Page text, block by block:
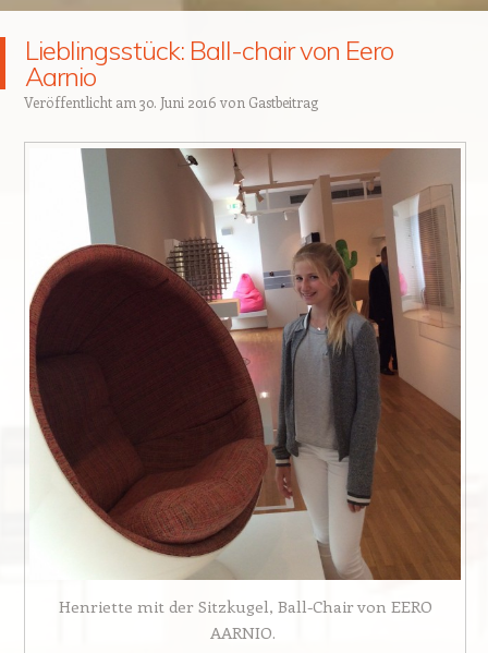
Lieblingsstück: Ball-chair von Eero
Aarnio
Veröffentlicht am 30. Juni 2016 von Gastbeitrag
Henriette mit der Sitzkugel, Ball-Chair von EERO
AARNIO.